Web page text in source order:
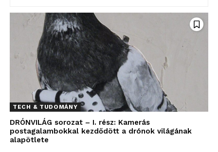
TECH & TUDOMÁNY
DRÓNVILÁG sorozat – I. rész: Kamerás
postagalambokkal kezdődött a drónok világának
alapötlete